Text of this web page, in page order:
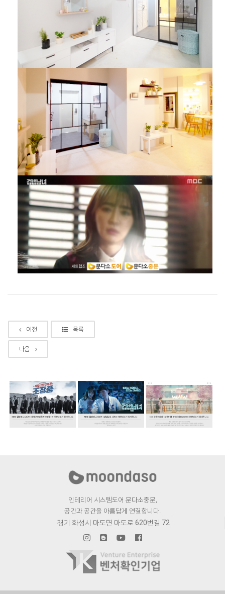
이전 목록
다음
인테리어 시스템도어 문다소중문,
공간과 공간을 아름답게 연결합니다.
경기 화성시 마도면 마도로 620번길 72